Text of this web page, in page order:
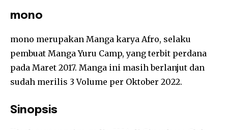
mono
mono merupakan Manga karya Afro, selaku
pembuat Manga Yuru Camp, yang terbit perdana
pada Maret 2017. Manga ini masih berlanjut dan
sudah merilis 3 Volume per Oktober 2022.
Sinopsis